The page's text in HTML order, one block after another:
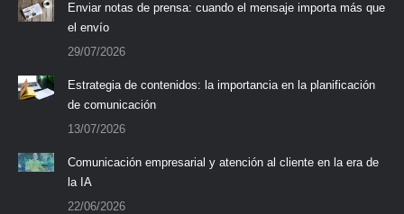
Enviar notas de prensa: cuando el mensaje importa más que
el envío
29/07/2026
Estrategia de contenidos: la importancia en la planificación
de comunicación
13/07/2026
Comunicación empresarial y atención al cliente en la era de
la IA
22/06/2026